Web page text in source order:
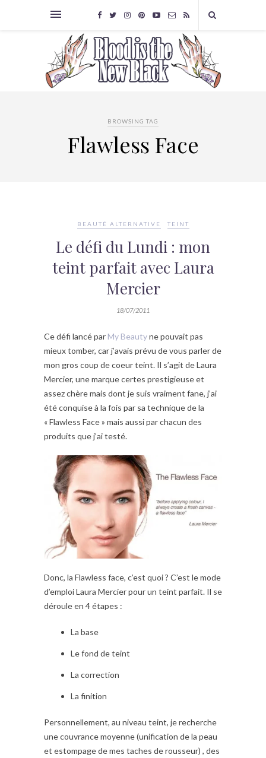
BROWSING TAG
Flawless Face
BEAUTÉ ALTERNATIVE TEINT
Le défi du Lundi : mon
teint parfait avec Laura
Mercier
18/07/2011
Ce défi lancé par My Beautyne pouvait pas
mieux tomber, car j’avais prévu de vous parler de
mon gros coup de coeur teint. Il s’agit de Laura
Mercier, une marque certes prestigieuse et
assez chère mais dont je suis vraiment fane, j’ai
été conquise à la fois par sa technique de la
« Flawless Face » mais aussi par chacun des
produits que j’ai testé.
Donc, la Flawless face, c’est quoi ? C’est le mode
d’emploi Laura Mercier pour un teint parfait. Il se
déroule en 4 étapes :
La base
Le fond de teint
La correction
La finition
Personnellement, au niveau teint, je recherche
une couvrance moyenne (unification de la peau
et estompage de mes taches de rousseur) , des